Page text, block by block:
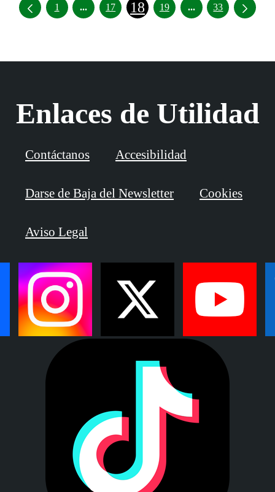
1 ... Páginas intermedias Use TAB para
17 18 19 ...Páginas
33
Enlaces de Utilidad
Contáctanos Accesibilidad
Darse de Baja del Newsletter Cookies
Aviso Legal